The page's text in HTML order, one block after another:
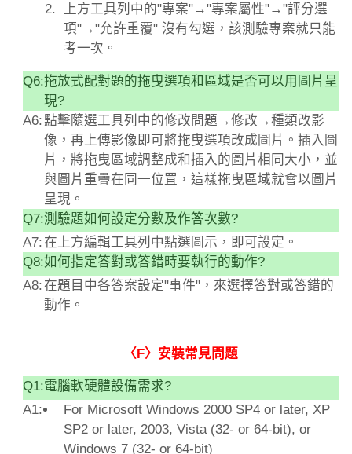
上方工具列中的"專案"→"專案屬性"→"評分選
項"→"允許重覆" 沒有勾選，該測驗專案就只能
考一次。
Q6:拖放式配對題的拖曳選項和區域是否可以用圖片呈
現?
A6: 點擊隨選工具列中的修改問題→修改→種類改影
像，再上傳影像即可將拖曳選項改成圖片。插入圖
片，將拖曳區域調整成和插入的圖片相同大小，並
與圖片重疊在同一位罝，這樣拖曳區域就會以圖片
呈現。
Q7:測驗題如何設定分數及作答次數?
A7:在上方編輯工具列中點選圖示，即可設定。
Q8:如何指定答對或答錯時要執行的動作?
A8:在題目中各答案設定"事件"，來選擇答對或答錯的
動作。
〈F〉安裝常見問題
Q1:電腦軟硬體設備需求?
A1:
For Microsoft Windows 2000 SP4 or later, XP
SP2 or later, 2003, Vista (32- or 64-bit), or
Windows 7 (32- or 64-bit)